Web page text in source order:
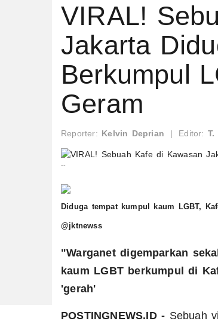
VIRAL!
Jakarta
Berkumpul
Geram
Reporter: Kelvin Deprian | Editor: T.
--
Diduga tempat kumpul kaum LGBT,
@jktnewss
"Warganet digemparkan
kaum LGBT berkumpul di
'gerah'
POSTINGNEWS.ID - Sebuah